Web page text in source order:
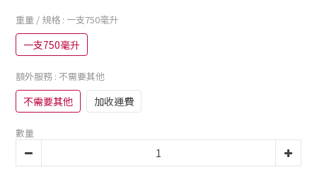
重量 / 規格 : 一支750毫升
一支750毫升
額外服務 : 不需要其他
不需要其他 加收運費
數量